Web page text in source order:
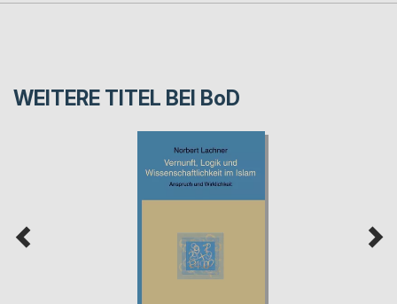
WEITERE TITEL BEI BoD